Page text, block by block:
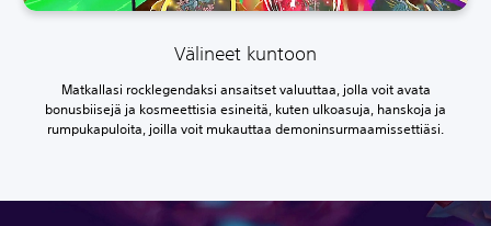
Välineet kuntoon
Matkallasi rocklegendaksi ansaitset valuuttaa, jolla voit avata
bonusbiisejä ja kosmeettisia esineitä, kuten ulkoasuja, hanskoja ja
rumpukapuloita, joilla voit mukauttaa demoninsurmaamissettiäsi.